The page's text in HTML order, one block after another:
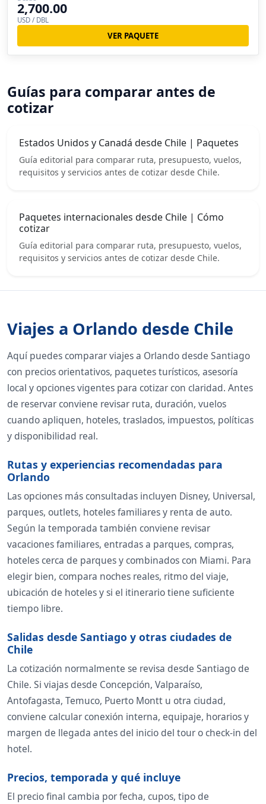
2,700.00
USD / DBL
VER PAQUETE
Guías para comparar antes de
cotizar
Estados Unidos y Canadá desde Chile | Paquetes
Guía editorial para comparar ruta, presupuesto, vuelos,
requisitos y servicios antes de cotizar desde Chile.
Paquetes internacionales desde Chile | Cómo
cotizar
Guía editorial para comparar ruta, presupuesto, vuelos,
requisitos y servicios antes de cotizar desde Chile.
Viajes a Orlando desde Chile
Aquí puedes comparar viajes a Orlando desde Santiago
con precios orientativos, paquetes turísticos, asesoría
local y opciones vigentes para cotizar con claridad. Antes
de reservar conviene revisar ruta, duración, vuelos
cuando apliquen, hoteles, traslados, impuestos, políticas
y disponibilidad real.
Rutas y experiencias recomendadas para
Orlando
Las opciones más consultadas incluyen Disney, Universal,
parques, outlets, hoteles familiares y renta de auto.
Según la temporada también conviene revisar
vacaciones familiares, entradas a parques, compras,
hoteles cerca de parques y combinados con Miami. Para
elegir bien, compara noches reales, ritmo del viaje,
ubicación de hoteles y si el itinerario tiene suficiente
tiempo libre.
Salidas desde Santiago y otras ciudades de
Chile
La cotización normalmente se revisa desde Santiago de
Chile. Si viajas desde Concepción, Valparaíso,
Antofagasta, Temuco, Puerto Montt u otra ciudad,
conviene calcular conexión interna, equipaje, horarios y
margen de llegada antes del inicio del tour o check-in del
hotel.
Precios, temporada y qué incluye
El precio final cambia por fecha, cupos, tipo de